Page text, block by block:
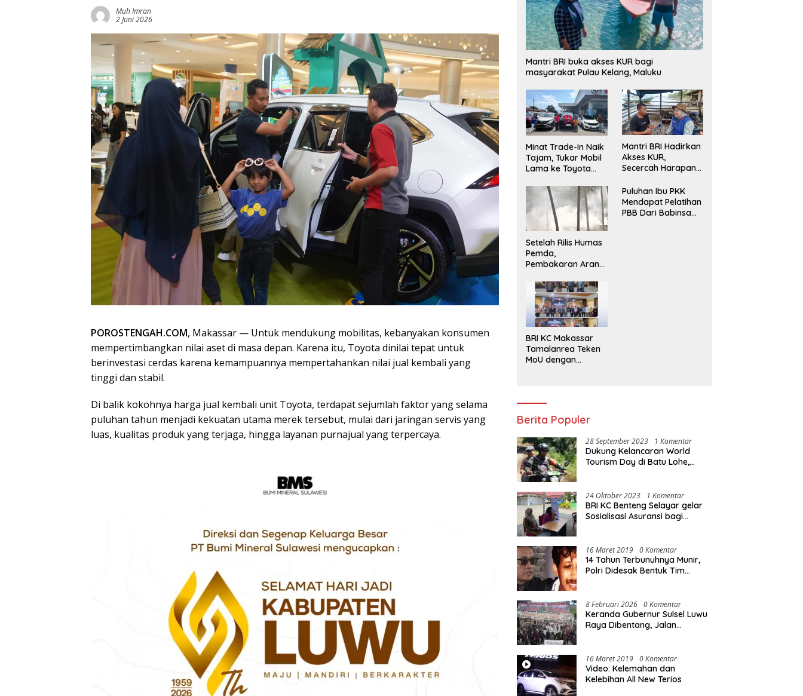
Muh Imran
2 Juni 2026
POROSTENGAH.COM, Makassar — Untuk mendukung mobilitas, kebanyakan konsumen
mempertimbangkan nilai aset di masa depan. Karena itu, Toyota dinilai tepat untuk
berinvestasi cerdas karena kemampuannya mempertahankan nilai jual kembali yang
tinggi dan stabil.
Di balik kokohnya harga jual kembali unit Toyota, terdapat sejumlah faktor yang selama
puluhan tahun menjadi kekuatan utama merek tersebut, mulai dari jaringan servis yang
luas, kualitas produk yang terjaga, hingga layanan purnajual yang terpercaya.
Mantri BRI buka akses KUR bagi
masyarakat Pulau Kelang, Maluku
Minat Trade-In Naik
Tajam, Tukar Mobil
Lama ke Toyota
Paling Efisien
Mantri BRI Hadirkan
Akses KUR,
Secercah Harapan
Terpencil Maluku
Setelah Rilis Humas
Pemda,
Pembakaran Arang
Ada Apa dengan
Penegakan Aturan?
Puluhan Ibu PKK
Mendapat Pelatihan
PBB Dari Babinsa
BRI KC Makassar
Tamalanrea Teken
MoU dengan
Perbankan
Berita Populer
28 September 2023 1 Komentar
Dukung Kelancaran World
Tourism Day di Batu Lohe,
Motor Dinas
24 Oktober 2023 1 Komentar
BRI KC Benteng Selayar gelar
Sosialisasi Asuransi bagi
16 Maret 2019 0 Komentar
14 Tahun Terbunuhnya Munir,
Polri Didesak Bentuk Tim
8 Februari 2026 0 Komentar
Keranda Gubernur Sulsel Luwu
Raya Dibentang, Jalan
16 Maret 2019 0 Komentar
Video: Kelemahan dan
Kelebihan All New Terios